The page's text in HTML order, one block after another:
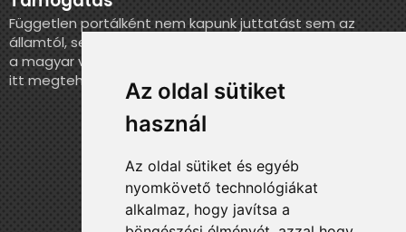
Az oldal sütiket
használ
Az oldal sütiket és egyéb
nyomkövető technológiákat
alkalmaz, hogy javítsa a
Független portálként nem kapunk juttatást sem az
államtól, sem más szervezettől. Ha szeretnél segíteni
a magyar válogatott történelmének feldolgozásában,
itt megteheted.